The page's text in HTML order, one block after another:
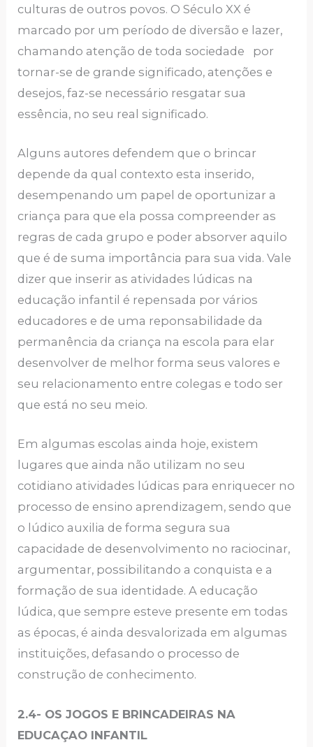
culturas de outros povos. O Século XX é
marcado por um período de diversão e lazer,
chamando atenção de toda sociedade por
tornar-se de grande significado, atenções e
desejos, faz-se necessário resgatar sua
essência, no seu real significado.
Alguns autores defendem que o brincar
depende da qual contexto esta inserido,
desempenando um papel de oportunizar a
criança para que ela possa compreender as
regras de cada grupo e poder absorver aquilo
que é de suma importância para sua vida. Vale
dizer que inserir as atividades lúdicas na
educação infantil é repensada por vários
educadores e de uma reponsabilidade da
permanência da criança na escola para elar
desenvolver de melhor forma seus valores e
seu relacionamento entre colegas e todo ser
que está no seu meio.
Em algumas escolas ainda hoje, existem
lugares que ainda não utilizam no seu
cotidiano atividades lúdicas para enriquecer no
processo de ensino aprendizagem, sendo que
o lúdico auxilia de forma segura sua
capacidade de desenvolvimento no raciocinar,
argumentar, possibilitando a conquista e a
formação de sua identidade. A educação
lúdica, que sempre esteve presente em todas
as épocas, é ainda desvalorizada em algumas
instituições, defasando o processo de
construção de conhecimento.
2.4- OS JOGOS E BRINCADEIRAS NA
EDUCAÇAO INFANTIL